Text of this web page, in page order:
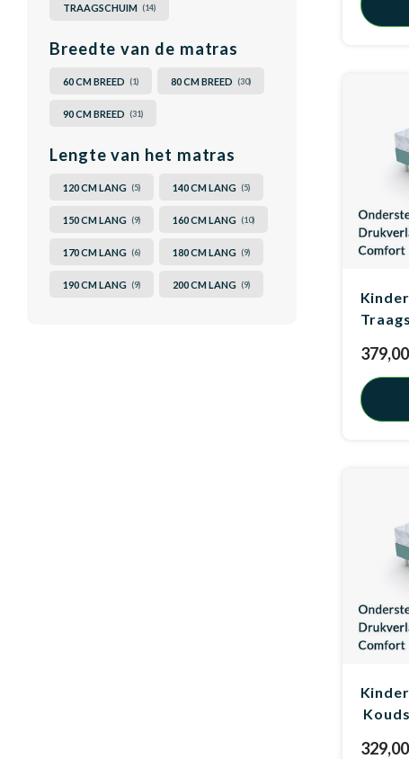
TRAAGSCHUIM (14)
Breedte van de matras
60 CM BREED (1) 80 CM BREED (30)
90 CM BREED (31)
Lengte van het matras
120 CM LANG (5) 140 CM LANG (5)
150 CM LANG (9) 160 CM LANG (10)
170 CM LANG (6) 180 CM LANG (9)
190 CM LANG (9) 200 CM LANG (9)
379,00
329,00